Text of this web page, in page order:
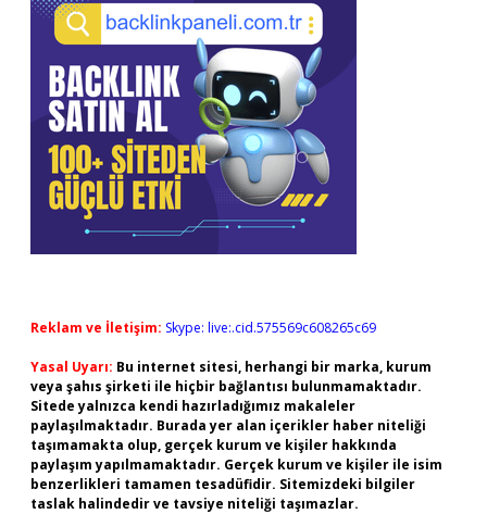
Reklam ve İletişim: Skype: live:.cid.575569c608265c69
Yasal Uyarı: Bu internet sitesi, herhangi bir marka, kurum
veya şahıs şirketi ile hiçbir bağlantısı bulunmamaktadır.
Sitede yalnızca kendi hazırladığımız makaleler
paylaşılmaktadır. Burada yer alan içerikler haber niteliği
taşımamakta olup, gerçek kurum ve kişiler hakkında
paylaşım yapılmamaktadır. Gerçek kurum ve kişiler ile isim
benzerlikleri tamamen tesadüfidir. Sitemizdeki bilgiler
taslak halindedir ve tavsiye niteliği taşımazlar.